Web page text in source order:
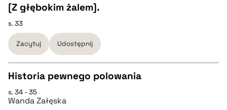
CZYSTY TEKST
pobierz cytat
BIBTEX
[Z głębokim żalem].
s. 33
Zacytuj Udostępnij
CZYSTY TEKST
Historia pewnego polowania
s. 34 - 35
Wanda Załęska